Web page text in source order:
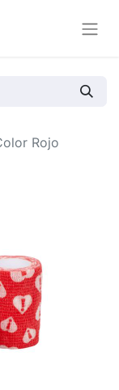
Rojo